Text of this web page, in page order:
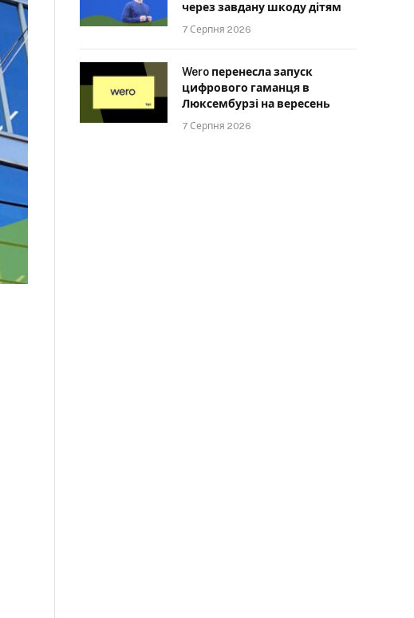
через завдану шкоду дітям
7 Серпня 2026
Wero перенесла запуск
цифрового гаманця в
Люксембурзі на вересень
7 Серпня 2026